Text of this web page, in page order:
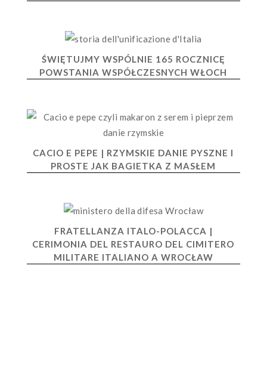
ŚWIĘTUJMY WSPÓLNIE 165 ROCZNICĘ
POWSTANIA WSPÓŁCZESNYCH WŁOCH
CACIO E PEPE | RZYMSKIE DANIE PYSZNE I
PROSTE JAK BAGIETKA Z MASŁEM
FRATELLANZA ITALO-POLACCA |
CERIMONIA DEL RESTAURO DEL CIMITERO
MILITARE ITALIANO A WROCŁAW